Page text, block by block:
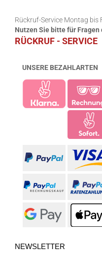
Rückruf-Service Montag bis
Nutzen Sie bitte für Fragen
RÜCKRUF - SERVICE
UNSERE BEZAHLARTEN
NEWSLETTER